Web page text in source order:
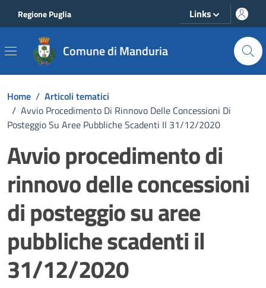
Regione Puglia Links
Comune di Manduria
Home / Articoli tematici
/ Avvio Procedimento Di Rinnovo Delle Concessioni Di
Posteggio Su Aree Pubbliche Scadenti Il 31/12/2020
Avvio procedimento di
rinnovo delle concessioni
di posteggio su aree
pubbliche scadenti il
31/12/2020